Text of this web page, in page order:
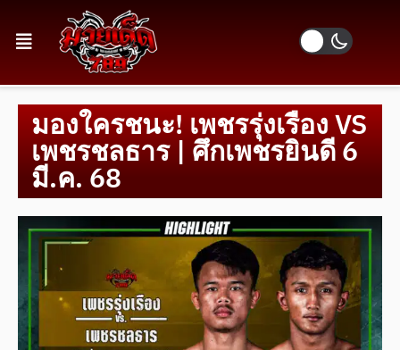
มองใครชนะ! เพชรรุ่งเรือง VS
เพชรชลธาร | ศึกเพชรยินดี 6
มี.ค. 68